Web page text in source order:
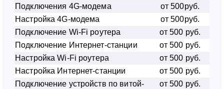
Подключения 4G-модема
от 500руб.
Настройка 4G-модема
от 500руб.
Подключение Wi-Fi роутера
от 500 руб.
Подключение Интернет-станции
от 500 руб.
Настройка Wi-Fi роутера
от 500 руб.
Настройка Интернет-станции
от 500 руб.
Подключение устройств по витой-
от 500 руб.